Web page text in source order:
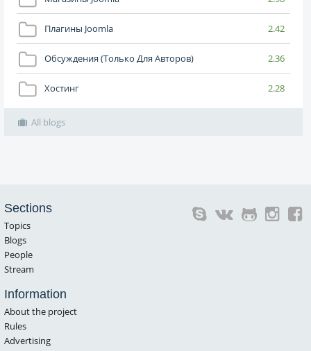
Плагины Joomla 2.42
Обсуждения (только Для Авторов) 2.36
Хостинг 2.28
All blogs
Sections
Topics
Blogs
People
Stream
Information
About the project
Rules
Advertising